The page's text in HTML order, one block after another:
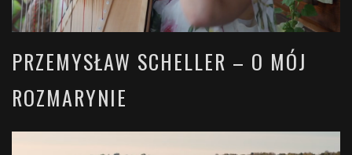
PRZEMYSŁAW SCHELLER – O MÓJ
ROZMARYNIE